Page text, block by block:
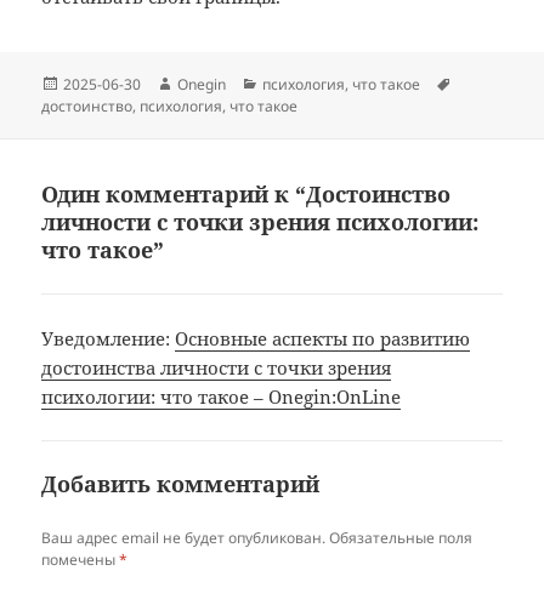
Опубликовано
2025-06-30 Автор
Onegin Рубрики
психология, что такое
достоинство, психология, что такое
Один комментарий к “Достоинство
личности с точки зрения психологии:
что такое”
Уведомление:Основные аспекты по развитию
достоинства личности с точки зрения
психологии: что такое – Onegin:OnLine
Добавить комментарий
Ваш адрес email не будет опубликован. Обязательные поля
помечены*